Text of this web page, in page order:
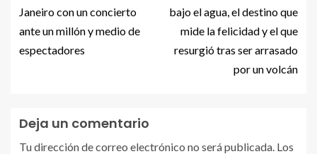
Janeiro con un concierto
ante un millón y medio de
espectadores
bajo el agua, el destino que
mide la felicidad y el que
resurgió tras ser arrasado
por un volcán
Deja un comentario
Tu dirección de correo electrónico no será publicada. Los